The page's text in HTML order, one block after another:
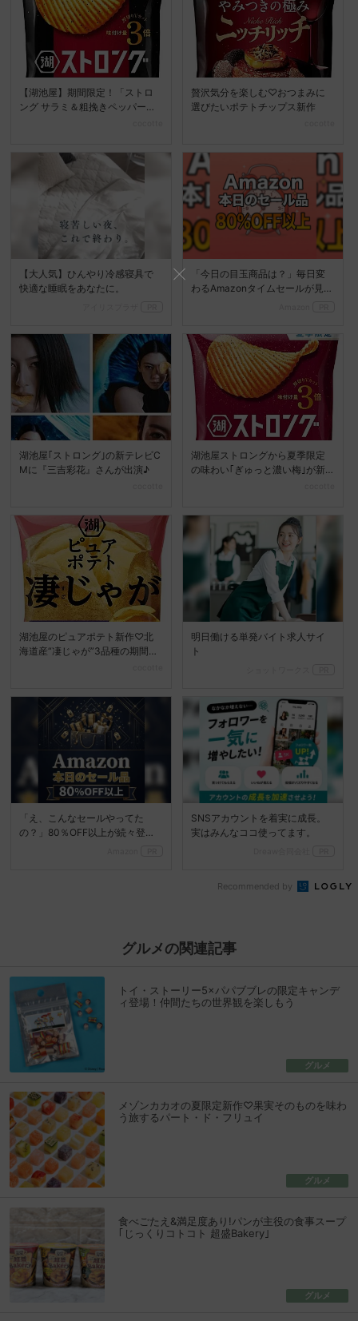
【湖池屋】期間限定！「ストロ
ング サラミ＆粗挽きペッパー」
贅沢気分を楽しむ♡おつまみに
選びたいポテトチップス新作
【大人気】ひんやり冷感寝具で
快適な睡眠をあなたに。
「今日の目玉商品は？」毎日変
わるAmazonタイムセールが見逃
湖池屋｢ストロング｣の新テレビC
Mに『三吉彩花』さんが出演♪
湖池屋ストロングから夏季限定
の味わい｢ぎゅっと濃い梅｣が新
湖池屋のピュアポテト新作♡北
海道産“凄じゃが”3品種の期間限
明日働ける単発バイト求人サイ
ト
「え、こんなセールやってた
の？」80％OFF以上が続々登
SNSアカウントを着実に成長。
実はみんなココ使ってます。
Recommended by
グルメの関連記事
トイ・ストーリー5×パパブブレの限定キャンデ
ィ登場！仲間たちの世界観を楽しもう
グルメ
メゾンカカオの夏限定新作♡果実そのものを味わ
う旅するパート・ド・フリュイ
グルメ
食べごたえ&満足度あり!パンが主役の食事スープ
｢じっくりコトコト 超盛Bakery｣
グルメ